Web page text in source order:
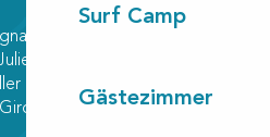
Surf Camp
Gästezimmer
en-Born
Vielle-Saint-Girons
plage